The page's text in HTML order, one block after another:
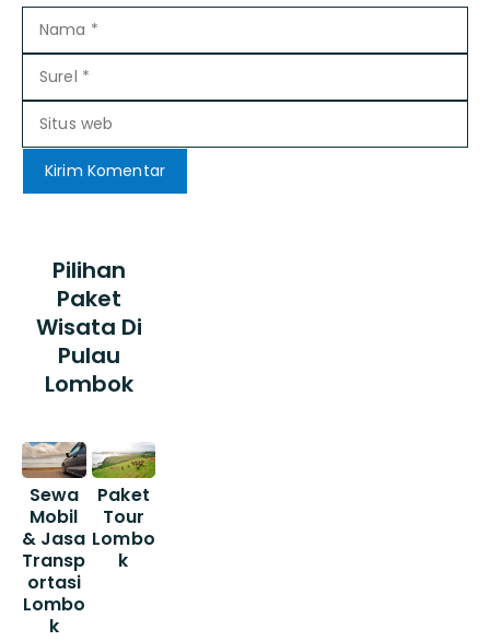
Situs
Pilihan
Paket
Wisata Di
Pulau
Lombok
Sewa
Mobil
& Jasa
Transp
ortasi
Lombo
k
Paket
Tour
Lombo
k